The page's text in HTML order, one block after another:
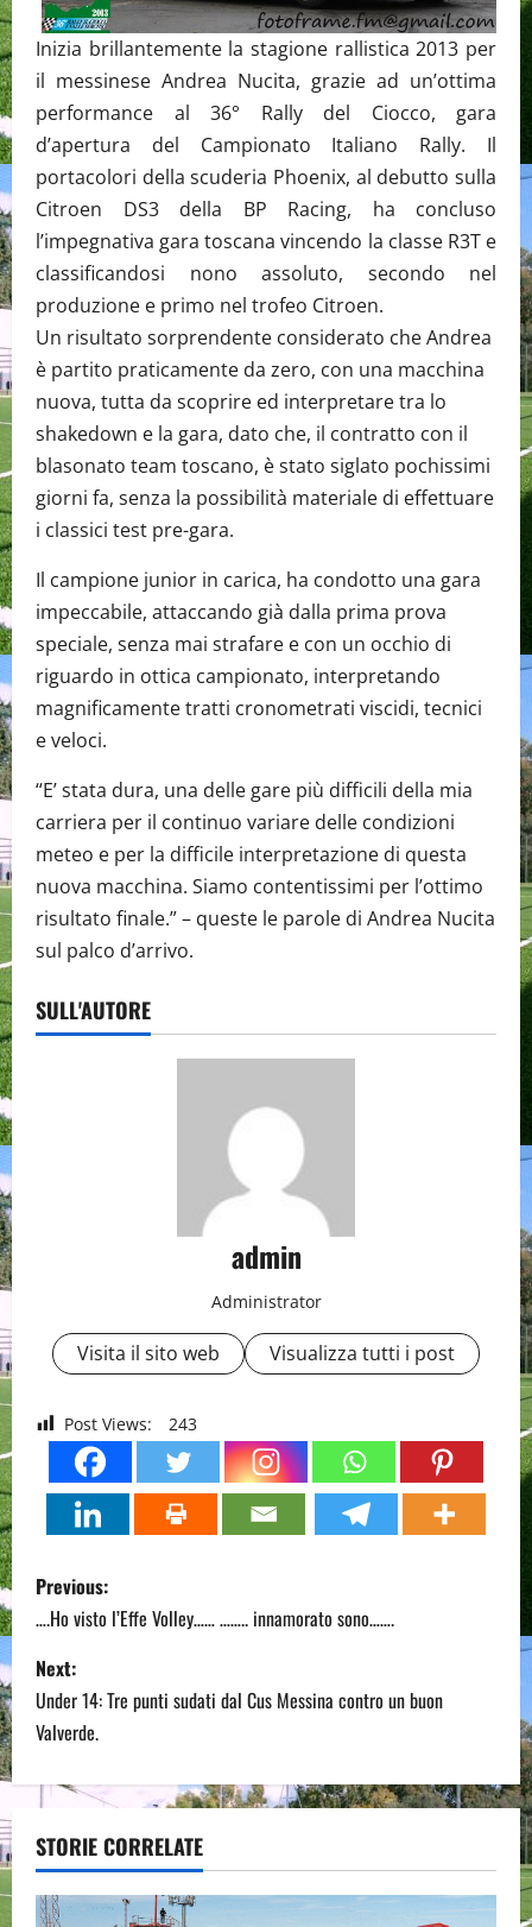
Inizia brillantemente la stagione rallistica 2013 per
il messinese Andrea Nucita, grazie ad un’ottima
performance al 36° Rally del Ciocco, gara
d’apertura del Campionato Italiano Rally. Il
portacolori della scuderia Phoenix, al debutto sulla
Citroen DS3 della BP Racing, ha concluso
l’impegnativa gara toscana vincendo la classe R3T e
classificandosi nono assoluto, secondo nel
produzione e primo nel trofeo Citroen.
Un risultato sorprendente considerato che Andrea
è partito praticamente da zero, con una macchina
nuova, tutta da scoprire ed interpretare tra lo
shakedown e la gara, dato che, il contratto con il
blasonato team toscano, è stato siglato pochissimi
giorni fa, senza la possibilità materiale di effettuare
i classici test pre-gara.
Il campione junior in carica, ha condotto una gara
impeccabile, attaccando già dalla prima prova
speciale, senza mai strafare e con un occhio di
riguardo in ottica campionato, interpretando
magnificamente tratti cronometrati viscidi, tecnici
e veloci.
“E’ stata dura, una delle gare più difficili della mia
carriera per il continuo variare delle condizioni
meteo e per la difficile interpretazione di questa
nuova macchina. Siamo contentissimi per l’ottimo
risultato finale.” – queste le parole di Andrea Nucita
sul palco d’arrivo.
SULL'AUTORE
admin
Administrator
Visita il sito web Visualizza tutti i post
Post Views: 243
P
o
s
t
n
a
v
Previous:
….Ho visto l’Effe Volley…… …….. innamorato sono…….
Next:
Under 14: Tre punti sudati dal Cus Messina contro un buon
Valverde.
STORIE CORRELATE